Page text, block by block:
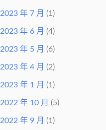
2023 年 7 月 (1)
2023 年 6 月 (4)
2023 年 5 月 (6)
2023 年 4 月 (2)
2023 年 1 月 (1)
2022 年 10 月 (5)
2022 年 9 月 (1)